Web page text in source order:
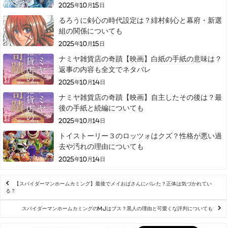
2025年10月15日
るろうに剣心の時代設定は？緋村剣心と幕府・新選
組の関係についても
2025年10月15日
ナミヤ雑貨店の奇蹟【映画】白紙の手紙の意味は？
返事の内容も全文でネタバレ
2025年10月14日
ナミヤ雑貨店の奇蹟【映画】自主したその後は？最
後の手紙と続編についても
2025年10月14日
トイストーリー３のロッツォはクズ？性格が悪い過
去や汚れの理由についても
2025年10月14日
【スパイダーマンホームカミング】最後でメイおばさんにバレた？正体は気づかれてい
る？
スパイダーマンホームカミングのMJはブス？黒人の理由と可愛くな評判についても